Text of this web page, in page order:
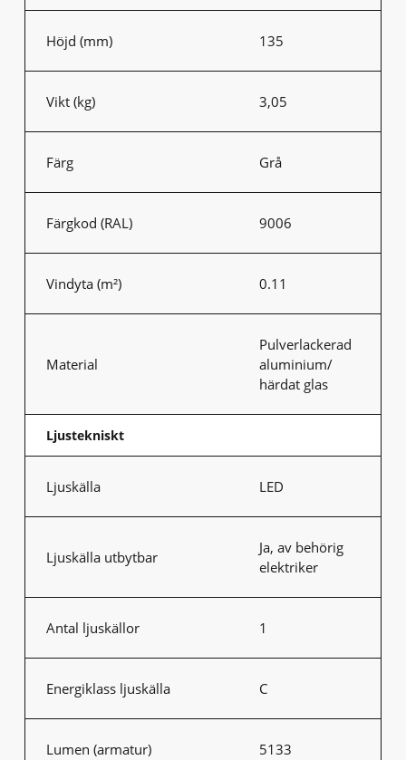
Höjd (mm) 135
Vikt (kg) 3,05
Färg Grå
Färgkod (RAL) 9006
Vindyta (m²) 0.11
Material
Pulverlackerad
aluminium/
härdat glas
Ljustekniskt
Ljuskälla LED
Ljuskälla utbytbar
Ja, av behörig
elektriker
Antal ljuskällor 1
Energiklass ljuskälla C
Lumen (armatur) 5133